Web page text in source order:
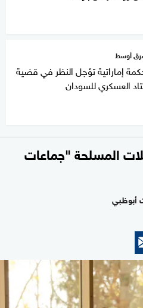
أوسط
إماراتية تؤجل النظر في قضية
العسكري للسودان
المسلحة "جماعات